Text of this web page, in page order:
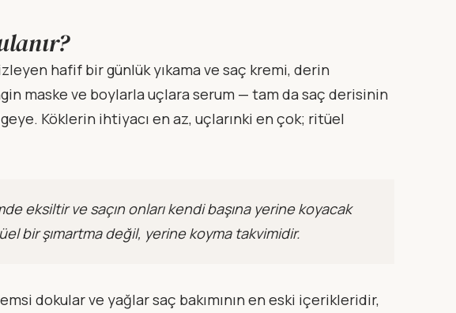
hafif bir günlük yıkama ve saç kremi, derin
maske ve boylarla uçlara serum — tam da saç derisinin
Köklerin ihtiyacı en az, uçlarınki en çok; ritüel
eksiltir ve saçın onları kendi başına yerine koyacak
bir şımartma değil, yerine koyma takvimidir.
dokular ve yağlar saç bakımının en eski içerikleridir,